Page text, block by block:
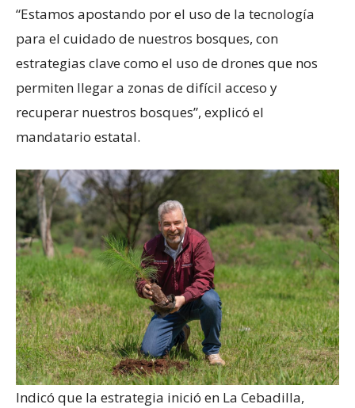
“Estamos apostando por el uso de la tecnología
para el cuidado de nuestros bosques, con
estrategias clave como el uso de drones que nos
permiten llegar a zonas de difícil acceso y
recuperar nuestros bosques”, explicó el
mandatario estatal.
Indicó que la estrategia inició en La Cebadilla,